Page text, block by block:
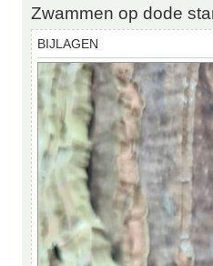
Zwammen op dode
BIJLAGEN